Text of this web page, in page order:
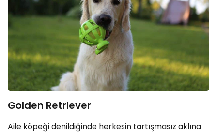
Golden Retriever
Aile köpeği denildiğinde herkesin tartışmasız aklına